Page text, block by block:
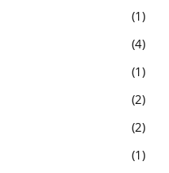
1
4
1
2
2
1